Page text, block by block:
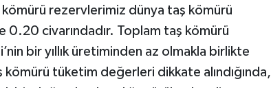
kömürü rezervlerimiz dünya taş kömürü
0.20 civarındadır. Toplam taş kömürü
bir yıllık üretiminden az olmakla birlikte
tüketim değerleri dikkate alındığında,